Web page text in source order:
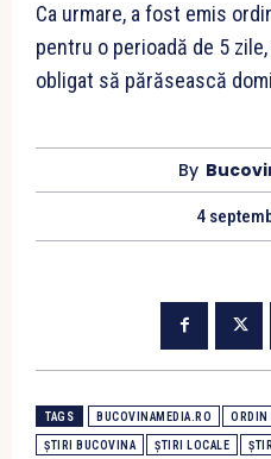
Ca urmare, a fost emis
pentru o perioadă de 5
obligat să părăsească
By
4
TAGS BUCOVINAMEDIA.RO ORDIN
ȘTIRI BUCOVINA ȘTIRI LOCALE